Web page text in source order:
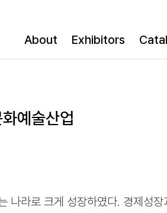
About Exhibitors
예술산업
나라로 크게 성장하였다. 경제성